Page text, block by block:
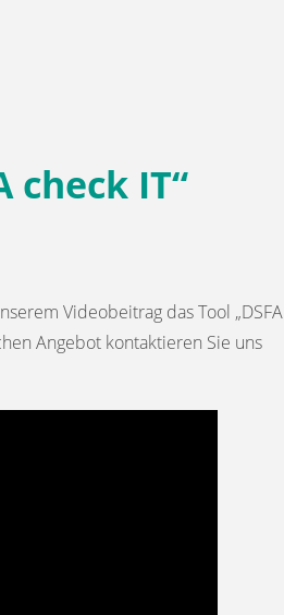
check IT“
Videobeitrag das Tool „DSFA
Angebot kontaktieren Sie uns